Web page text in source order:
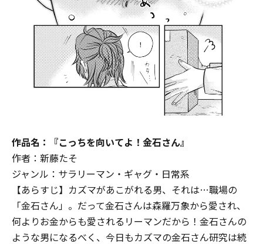
作品名：『こっちを向いてよ！金石さん』
作者：新藤たそ
ジャンル：サラリーマン・ギャグ・日常系
【あらすじ】カズマがあこがれる男、それは…職場の
「金石さん」。だって金石さんは森羅万象から愛され、
何よりお金からも愛されるリーマンだから！金石さんの
ような男になるべく、今日もカズマの金石さん研究は続